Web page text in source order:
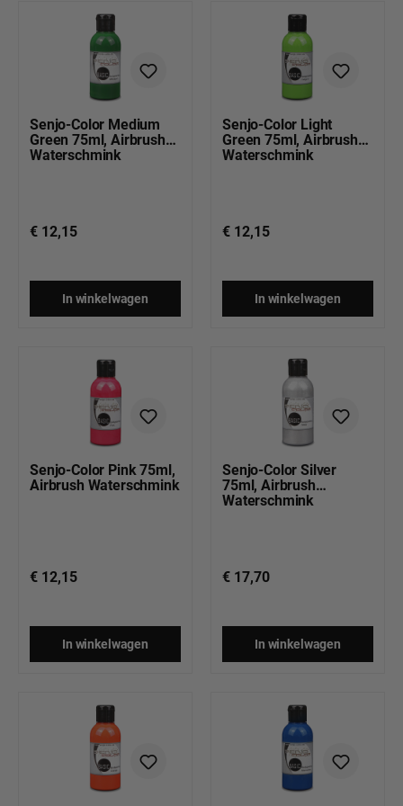
Senjo-Color Medium
Green 75ml, Airbrush
Waterschmink
€ 12,15
In winkelwagen
Senjo-Color Light
Green 75ml, Airbrush
Waterschmink
€ 12,15
In winkelwagen
Senjo-Color Pink 75ml,
Airbrush Waterschmink
€ 12,15
In winkelwagen
Senjo-Color Silver
75ml, Airbrush
Waterschmink
€ 17,70
In winkelwagen